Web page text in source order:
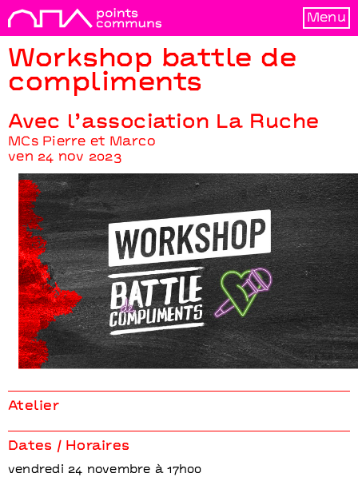
Menu
Workshop battle de
compliments
Avec l’association La Ruche
MCs Pierre et Marco
ven 24 nov 2023
Workshop battle de compliments
MCs Pierre et Marco
Atelier
Dates / Horaires
vendredi 24 novembre à 17h00